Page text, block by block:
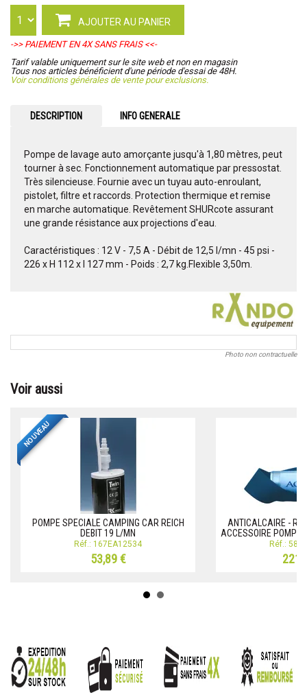
AJOUTER AU PANIER
->> PAIEMENT EN 4X SANS FRAIS <<-
Tarif valable uniquement sur le site web et non en magasin
Tous nos articles bénéficient d'une période d'essai de 48H.
Voir conditions générales de vente pour exclusions.
DESCRIPTION INFO GENERALE
Pompe de lavage auto amorçante jusqu'à 1,80 mètres, peut
tourner à sec. Fonctionnement automatique par pressostat.
Très silencieuse. Fournie avec un tuyau auto-enroulant,
pistolet, filtre et raccords. Protection thermique et remise
en marche automatique. Revêtement SHURcote assurant
une grande résistance aux projections d'eau.
Caractéristiques : 12 V - 7,5 A - Débit de 12,5 l/mn - 45 psi -
226 x H 112 x l 127 mm - Poids : 2,7 kg.Flexible 3,50m.
Photo non contractuelle
Voir aussi
NOUVEAU
POMPE SPECIALE CAMPING CAR REICH
DEBIT 19 L/MN
Réf.: 167EA12534
53,89 €
ANTICALCAIRE -
ACCESSOIRE POMPE
Réf.: